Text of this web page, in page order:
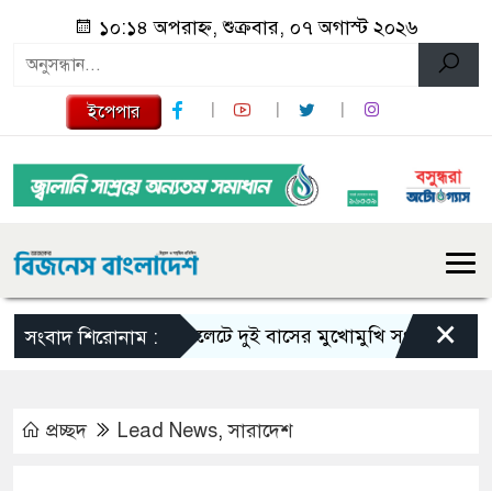
১০:১৪ অপরাহ্ন, শুক্রবার, ০৭ অগাস্ট ২০২৬
ইপেপার
সংবাদ শিরোনাম :সিলেটে দুই বাসের মুখোমুখি সংঘর্ষে নিহত×
প্রচ্ছদ Lead News,সারাদেশ